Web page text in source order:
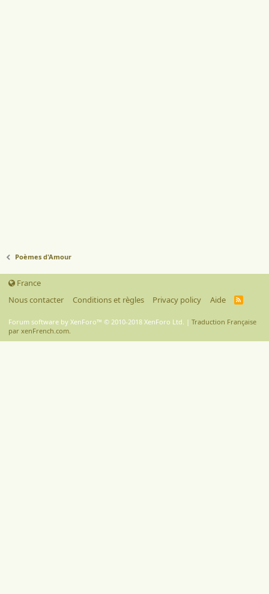
Poèmes d'Amour
France
Nous contacter
Conditions et règles Privacy policy Aide
R
Forum software by XenForo™ © 2010-2018 XenForo Ltd. | Traduction Française
par xenFrench.com.